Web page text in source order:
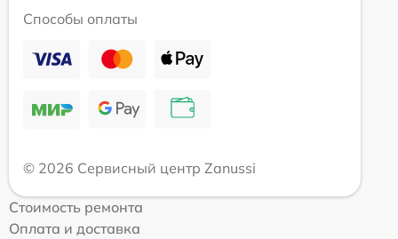
Способы оплаты
© 2026 Сервисный центр Zanussi
Стоимость ремонта
Оплата и доставка